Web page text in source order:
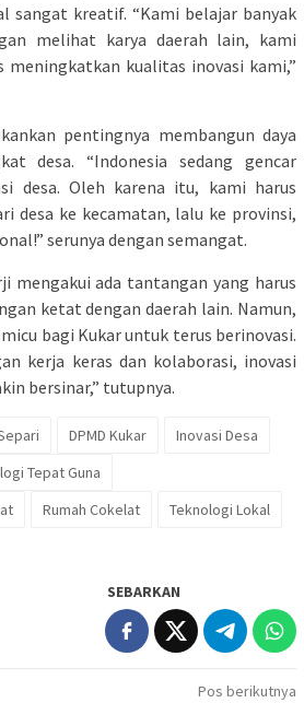
sangat kreatif. “Kami belajar banyak
melihat karya daerah lain, kami
kualitas inovasi kami,”
pentingnya membangun daya
desa. “Indonesia sedang gencar
desa. Oleh karena itu, kami harus
desa ke kecamatan, lalu ke provinsi,
serunya dengan semangat.
mengakui ada tantangan yang harus
ketat dengan daerah lain. Namun,
bagi Kukar untuk terus berinovasi.
kerja keras dan kolaborasi, inovasi
bersinar,” tutupnya.
DPMD Kukar
Inovasi Desa
Tepat Guna
Rumah Cokelat
Teknologi Lokal
SEBARKAN
Pos berikutnya